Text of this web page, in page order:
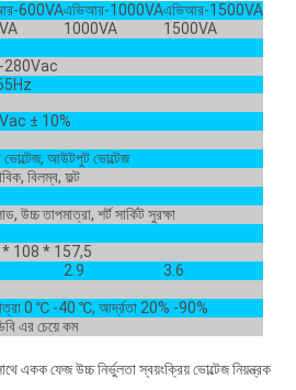
600VAএভিআর-1000VAএভিআর-1500VA
1000VA
1500VA
280Vac
± 10%
আউটপুট ভোল্টেজ
বিলম্ব, ফল্ট
তাপমাত্রা, শর্ট সার্কিট সুরক্ষা
108 * 157,5
2.9
3.6
0 ℃ -40 ℃, আর্দ্রতা 20% -90%
এর চেয়ে কম
একক ফেজ উচ্চ নির্ভুলতা স্বয়ংক্রিয় ভোল্টেজ নিয়ন্ত্রক